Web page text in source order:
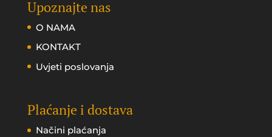
Upoznajte nas
O NAMA
KONTAKT
Uvjeti poslovanja
Plaćanje i dostava
Načini plaćanja